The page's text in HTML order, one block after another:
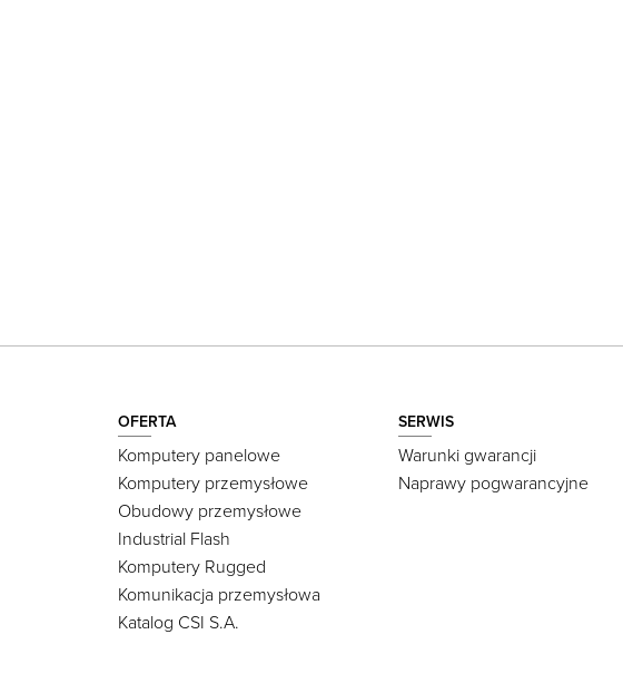
OFERTA
Komputery panelowe
Komputery przemysłowe
Obudowy przemysłowe
Industrial Flash
Komputery Rugged
Komunikacja przemysłowa
Katalog CSI S.A.
SERWIS
Warunki gwarancji
Naprawy pogwarancyjne